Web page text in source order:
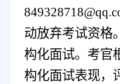
动放弃考试资格
构化面试。考官
构化面试表现，